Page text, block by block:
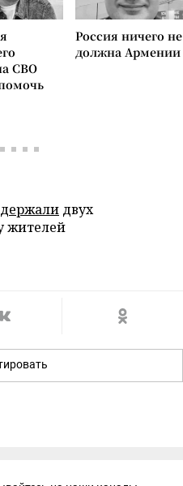
СВО
Россия ничего не
должна Армении
двух
жителей